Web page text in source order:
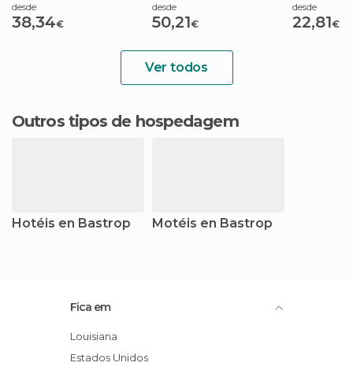
desde
38,34€
desde
50,21€
desde
22,81€
Ver todos
Outros tipos de hospedagem
Hotéis en Bastrop Motéis en Bastrop
Fica em
Louisiana
Estados Unidos